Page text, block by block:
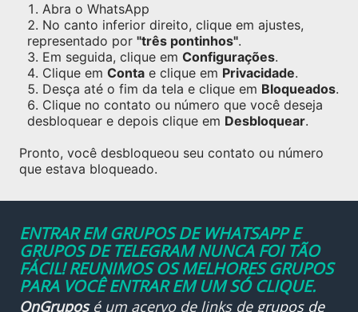
Abra o WhatsApp
No canto inferior direito, clique em ajustes,
representado por "três pontinhos".
Em seguida, clique em Configurações.
Clique em Conta e clique em Privacidade.
Desça até o fim da tela e clique em Bloqueados.
Clique no contato ou número que você deseja
desbloquear e depois clique em Desbloquear.
Pronto, você desbloqueou seu contato ou número
que estava bloqueado.
ENTRAR EM GRUPOS DE WHATSAPP E
GRUPOS DE TELEGRAM NUNCA FOI TÃO
FÁCIL! REUNIMOS OS MELHORES GRUPOS
PARA VOCÊ ENTRAR EM UM SÓ CLIQUE.
OnGruposé um acervo de links de grupos de